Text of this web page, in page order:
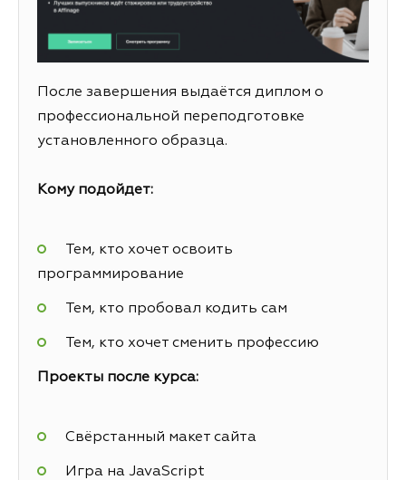
После завершения выдаётся диплом о
профессиональной переподготовке
установленного образца.
Кому подойдет:
Тем, кто хочет освоить
программирование
Тем, кто пробовал кодить сам
Тем, кто хочет сменить профессию
Проекты после курса:
Свёрстанный макет сайта
Игра на JavaScript